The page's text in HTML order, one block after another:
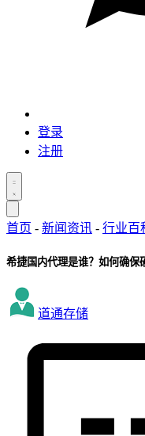
登录
注册
首页 - 新闻资讯 - 行业百
希捷国内代理是谁？如何确保
道通存储